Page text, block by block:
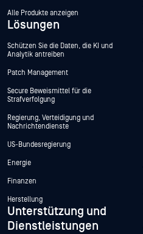
Alle Produkte anzeigen
Lösungen
Schützen Sie die Daten, die KI und
Analytik antreiben
Patch Management
Secure Beweismittel für die
Strafverfolgung
Regierung, Verteidigung und
Nachrichtendienste
US-Bundesregierung
Energie
Finanzen
Herstellung
Unterstützung und
Dienstleistungen